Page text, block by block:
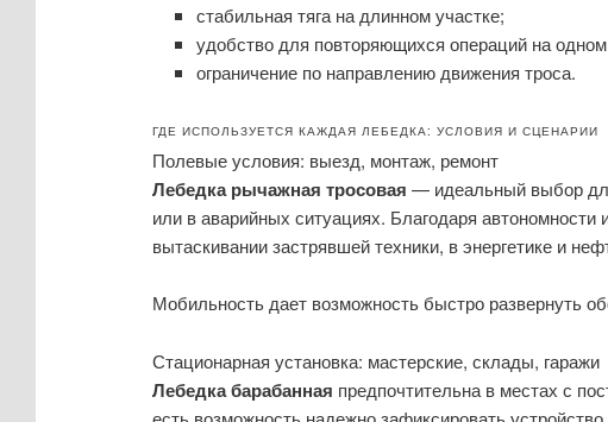
стабильная тяга на длинном участке;
удобство для повторяющихся операций на
ограничение по направлению движения троса.
ГДЕ ИСПОЛЬЗУЕТСЯ КАЖДАЯ ЛЕБЕДКА: УСЛОВИЯ И СЦЕНАРИИ
Полевые условия: выезд, монтаж, ремонт
Лебедка рычажная тросовая — идеальный выбор
или в аварийных ситуациях. Благодаря
вытаскивании застрявшей техники, в энергетике и
Мобильность дает возможность быстро развернуть
Стационарная установка: мастерские, склады, гаражи
Лебедка барабанная предпочтительна в местах с